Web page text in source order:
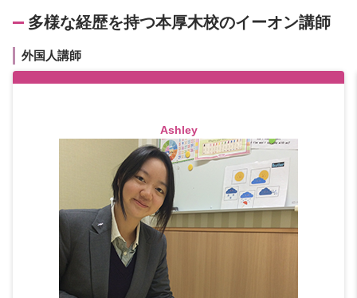
多様な経歴を持つ本厚木校のイーオン講師
外国人講師
Ashley